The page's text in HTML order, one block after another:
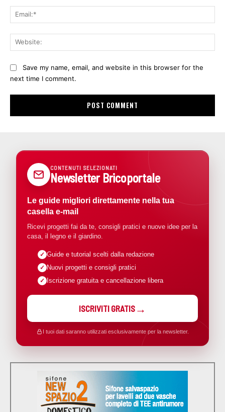
Save my name, email, and website in this browser for the
next time I comment.
CONTENUTI SELEZIONATI
Newsletter Bricoportale
Le guide migliori direttamente nella tua
casella e-mail
Ricevi progetti fai da te, consigli pratici e nuove idee per la
casa, il legno e il giardino.
Guide e tutorial scelti dalla redazione
Nuovi progetti e consigli pratici
Iscrizione gratuita e cancellazione libera
ISCRIVITI GRATIS
I tuoi dati saranno utilizzati esclusivamente per la newsletter.